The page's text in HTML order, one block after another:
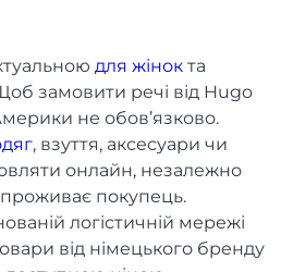
для жінок та
замовити речі від Hugo
не обов’язково.
, взуття, аксесуари чи
онлайн, незалежно
проживає покупець.
логістичній мережі
від німецького бренду